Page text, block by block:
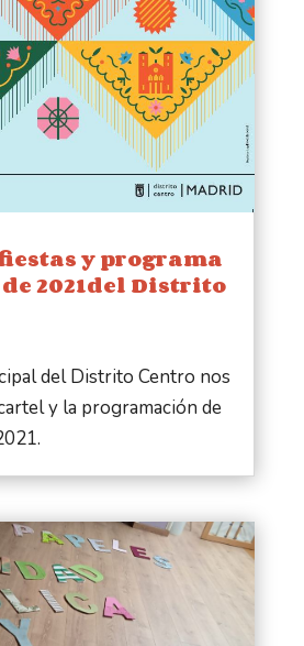
y programa
2021del Distrito
del Distrito Centro nos
y la programación de